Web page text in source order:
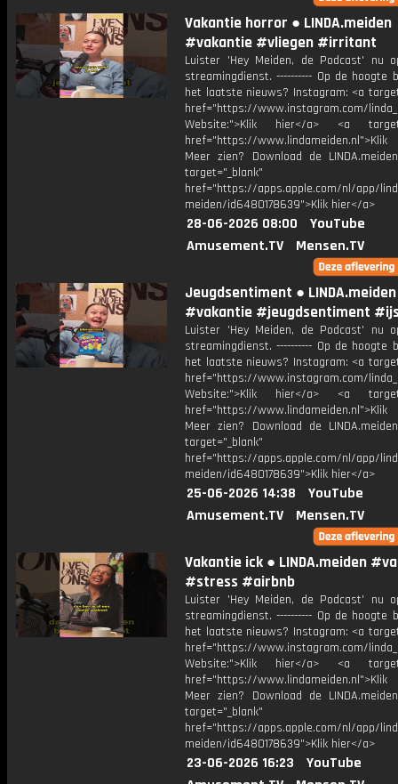
Vakantie horror ● LINDA.meiden
#vakantie #vliegen #irritant
Luister 'Hey Meiden, de Podcast' nu
streamingdienst. ---------- Op de hoogte
het laatste nieuws? Instagram: <a
href="https://www.instagram.com/
Website:">Klik hier</a> <a
href="https://
Meer zien? Download de
target="_blank"
href="https://apps.apple.com/nl/app/
meiden/id6480178639">Klik hier</a>
28-06-2026 08:00
YouTube
Amusement.TV
Mensen.TV
Jeugdsentiment ● LINDA.meiden
#vakantie #jeugdsentiment
Luister 'Hey Meiden, de Podcast' nu
streamingdienst. ---------- Op de hoogte
het laatste nieuws? Instagram: <a
href="https://www.instagram.com/
Website:">Klik hier</a> <a
href="https://
Meer zien? Download de
target="_blank"
href="https://apps.apple.com/nl/app/
meiden/id6480178639">Klik hier</a>
25-06-2026 14:38
YouTube
Amusement.TV
Mensen.TV
Vakantie ick ● LINDA.meiden
#stress #airbnb
Luister 'Hey Meiden, de Podcast' nu
streamingdienst. ---------- Op de hoogte
het laatste nieuws? Instagram: <a
href="https://www.instagram.com/
Website:">Klik hier</a> <a
href="https://
Meer zien? Download de
target="_blank"
href="https://apps.apple.com/nl/app/
meiden/id6480178639">Klik hier</a>
23-06-2026 16:23
YouTube